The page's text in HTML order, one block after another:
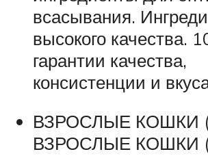
всасывания.
высокого качества.
гарантии качества,
консистенции и
ВЗРОСЛЫЕ КОШКИ
ВЗРОСЛЫЕ КОШКИ